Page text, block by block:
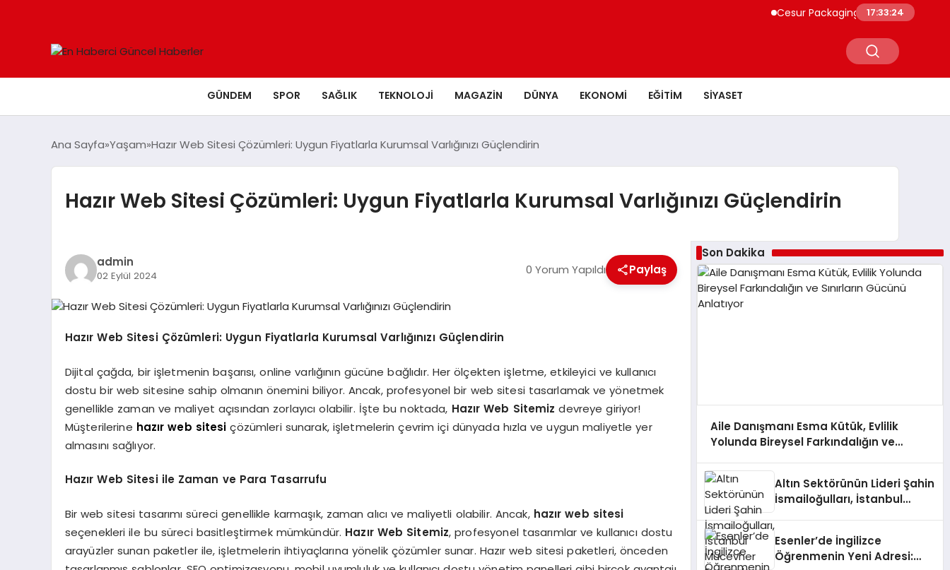
Cesur Packaging, Mısır’daki Üretim
17:33:25
GÜNDEM SPOR SAĞLIK TEKNOLOJI MAGAZIN DÜNYA EKONOMI EĞITIM SIYASET
Ana Sayfa Yaşam Hazır Web Sitesi Çözümleri: Uygun Fiyatlarla Kurumsal Varlığınızı Güçlendirin
Hazır Web Sitesi Çözümleri: Uygun Fiyatlarla Kurumsal Varlığınızı Güçlendirin
admin
02 Eylül 2024 0 Yorum Yapıldı Paylaş
Hazır Web Sitesi Çözümleri: Uygun Fiyatlarla Kurumsal Varlığınızı Güçlendirin
Dijital çağda, bir işletmenin başarısı, online varlığının gücüne bağlıdır. Her ölçekten işletme, etkileyici ve kullanıcı
dostu bir web sitesine sahip olmanın önemini biliyor. Ancak, profesyonel bir web sitesi tasarlamak ve yönetmek
genellikle zaman ve maliyet açısından zorlayıcı olabilir. İşte bu noktada, Hazır Web Sitemiz devreye giriyor!
Müşterilerine hazır web sitesi çözümleri sunarak, işletmelerin çevrim içi dünyada hızla ve uygun maliyetle yer
almasını sağlıyor.
Hazır Web Sitesi ile Zaman ve Para Tasarrufu
Bir web sitesi tasarımı süreci genellikle karmaşık, zaman alıcı ve maliyetli olabilir. Ancak, hazır web sitesi
seçenekleri ile bu süreci basitleştirmek mümkündür. Hazır Web Sitemiz, profesyonel tasarımlar ve kullanıcı dostu
arayüzler sunan paketler ile, işletmelerin ihtiyaçlarına yönelik çözümler sunar. Hazır web sitesi paketleri, önceden
Son Dakika
Aile Danışmanı Esma Kütük, Evlilik
Yolunda Bireysel Farkındalığın ve
Altın Sektörünün Lideri Şahin
İsmailoğulları, İstanbul
Esenler’de İngilizce
Öğrenmenin Yeni Adresi: